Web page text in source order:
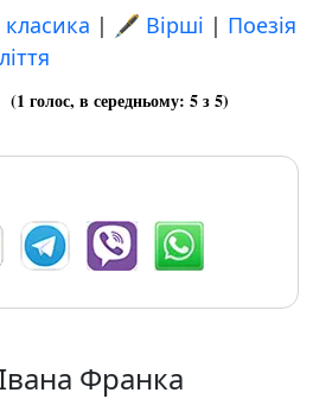
класика | 🖋️ Вірші | Поезія
(1 голос, в середньому: 5з 5)
Франка